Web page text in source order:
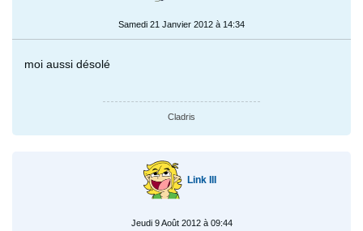
Samedi 21 Janvier 2012 à 14:34
moi aussi désolé
Cladris
Link III
Jeudi 9 Août 2012 à 09:44